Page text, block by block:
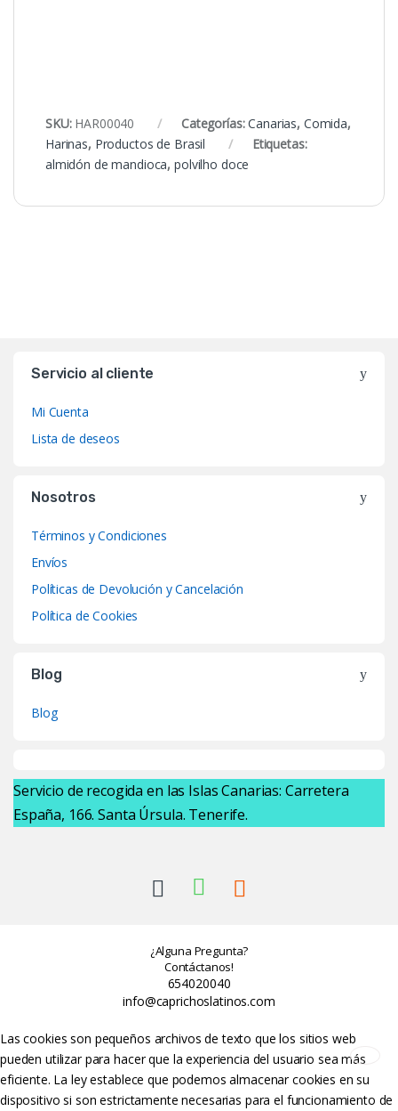
SKU: HAR00040 Categorías:Canarias, Comida,
Harinas, Productos de Brasil
Etiquetas:
almidón de mandioca,polvilho doce
Servicio al cliente
Mi Cuenta
Lista de deseos
Nosotros
Términos y Condiciones
Envíos
Políticas de Devolución y Cancelación
Política de Cookies
Blog
Blog
Servicio de recogida en las Islas Canarias: Carretera
España, 166. Santa Úrsula. Tenerife.
¿Alguna Pregunta?
Contáctanos!
654020040
info@caprichoslatinos.com
Las cookies son pequeños archivos de texto que los sitios web
pueden utilizar para hacer que la experiencia del usuario sea más
eficiente. La ley establece que podemos almacenar cookies en su
dispositivo si son estrictamente necesarias para el funcionamiento de